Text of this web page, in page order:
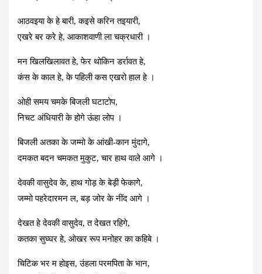
आठवइया के हे बारी, कइसे करिन तइयारी,
एखरे बर करे हे, आकाशवाणी ला चक्रधारी ।
मन खिलखिलावत हे, फेर थोकिन डर्रावत हे,
कंस के काल हे, के पहिली कस एखरो हाल हे ।
ओही समय चमके बिजली घटाटोप,
निचट अंधियारी के होगे ऊंहा लोप ।
बिजली अतका के जम्मो के आंखी-कान मुंदागे,
दमकत बदन चमकत मुकुट, चार हाथ वाले आगे ।
देवकी वासुदेव के, हाथ गोड़ के बेड़ी फेकागे,
जम्मो पहरेदारमन ल, बड़ जोर के नींद आगे ।
देखत हे देवकी वासुदेव, त देखत रहिगे,
कतका सुघ्घर हे, ओखर रूप मनोहर का कहिबे ।
चिटिक भर म होइस, उंहला परमपिता के भान,